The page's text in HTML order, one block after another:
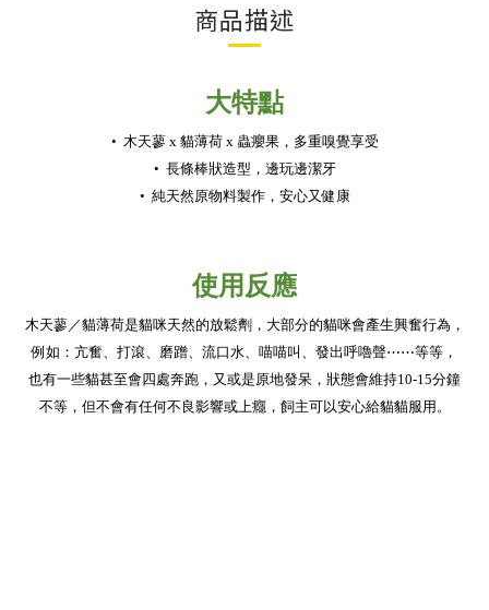
商品描述
大特點
• 木天蓼 x 貓薄荷 x 蟲癭果，多重嗅覺享受
• 長條棒狀造型，邊玩邊潔牙
• 純天然原物料製作，安心又健康
使用反應
木天蓼／貓薄荷是貓咪天然的放鬆劑，大部分的貓咪會產生興奮行為，
例如：亢奮、打滾、磨蹭、流口水、喵喵叫、發出呼嚕聲⋯⋯等等，
也有一些貓甚至會四處奔跑，又或是原地發呆，狀態會維持10-15分鐘
不等，但不會有任何不良影響或上癮，飼主可以安心給貓貓服用。